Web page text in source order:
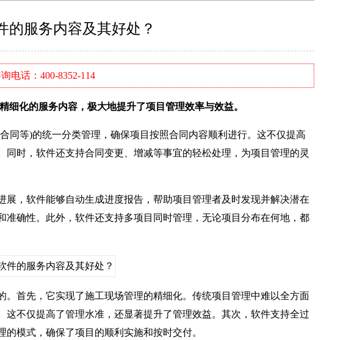
的服务内容及其好处？
电话：400-8352-114
化的服务内容，极大地提升了项目管理效率与效益。
等)的统一分类管理，确保项目按照合同内容顺利进行。这不仅提高
时，软件还支持合同变更、增减等事宜的轻松处理，为项目管理的灵
，软件能够自动生成进度报告，帮助项目管理者及时发现并解决潜在
确性。此外，软件还支持多项目同时管理，无论项目分布在何地，都
首先，它实现了施工现场管理的精细化。传统项目管理中难以全方面
不仅提高了管理水准，还显著提升了管理效益。其次，软件支持全过
模式，确保了项目的顺利实施和按时交付。